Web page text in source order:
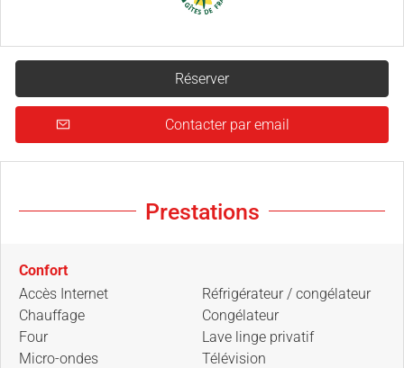
Réserver
Contacter par email
Prestations
Confort
Accès Internet
Chauffage
Four
Micro-ondes
Réfrigérateur / congélateur
Congélateur
Lave linge privatif
Télévision